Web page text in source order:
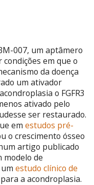
007, um aptâmero
em que o
da doença
um ativador
o FGFR3
ativado pelo
ser restaurado.
em estudos pré-
o crescimento ósseo
artigo publicado
modelo de
estudo clínico de
a acondroplasia.